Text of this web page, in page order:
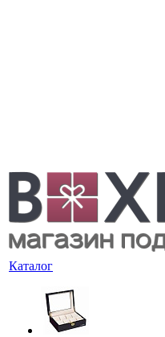
Каталог